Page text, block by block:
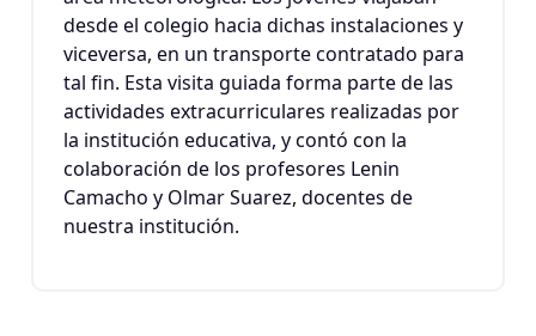
desde el colegio hacia dichas instalaciones y
viceversa, en un transporte contratado para
tal fin. Esta visita guiada forma parte de las
actividades extracurriculares realizadas por
la institución educativa, y contó con la
colaboración de los profesores Lenin
Camacho y Olmar Suarez, docentes de
nuestra institución.